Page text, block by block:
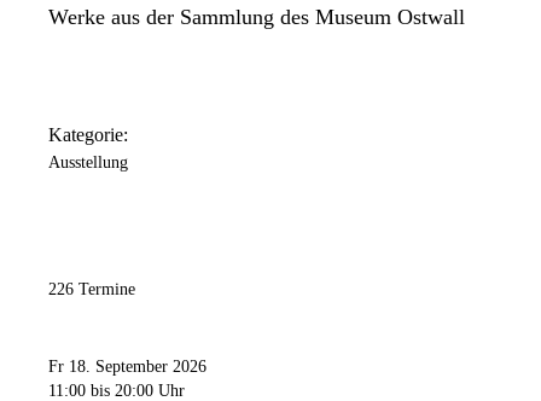
Werke aus der Sammlung des Museum Ostwall
Kategorie:
Ausstellung
226 Termine
Fr 18. September 2026
11:00 bis 20:00 Uhr